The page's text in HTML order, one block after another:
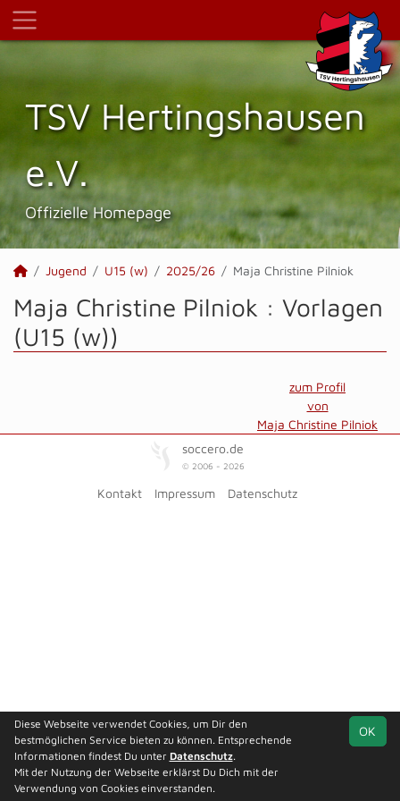
TSV Hertings­hausen
e.V.
Offizielle Homepage
Jugend U15 (w) 2025/26 Maja Christine Pilniok
Maja Christine Pilniok : Vorlagen
(U15 (w))
zum Profil
von
Maja Christine Pilniok
soccero.de
© 2006 - 2026
Kontakt Impressum Datenschutz
OK
Diese Webseite verwendet Cookies, um Dir den
bestmöglichen Service bieten zu können. Entsprechende
Informationen findest Du unter Datenschutz.
Mit der Nutzung der Webseite erklärst Du Dich mit der
Verwendung von Cookies einverstanden.